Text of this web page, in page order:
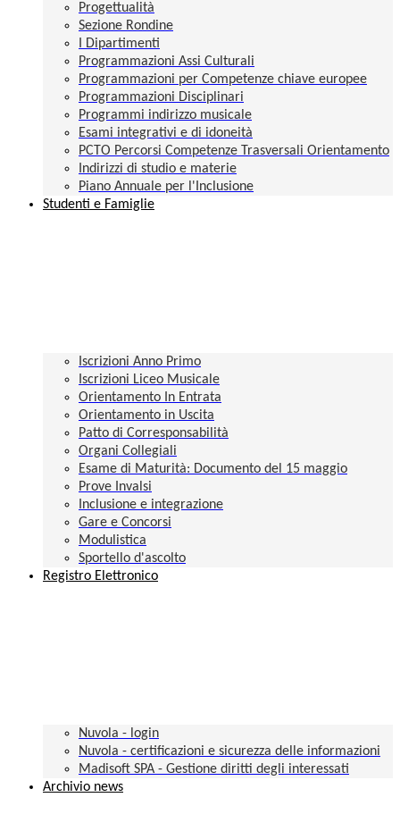
Progettualità
Sezione Rondine
I Dipartimenti
Programmazioni Assi Culturali
Programmazioni per Competenze chiave europee
Programmazioni Disciplinari
Programmi indirizzo musicale
Esami integrativi e di idoneità
PCTO Percorsi Competenze Trasversali Orientamento
Indirizzi di studio e materie
Piano Annuale per l'Inclusione
Studenti e Famiglie
Iscrizioni Anno Primo
Iscrizioni Liceo Musicale
Orientamento In Entrata
Orientamento in Uscita
Patto di Corresponsabilità
Organi Collegiali
Esame di Maturità: Documento del 15 maggio
Prove Invalsi
Inclusione e integrazione
Gare e Concorsi
Modulistica
Sportello d'ascolto
Registro Elettronico
Nuvola - login
Nuvola - certificazioni e sicurezza delle informazioni
Madisoft SPA - Gestione diritti degli interessati
Archivio news